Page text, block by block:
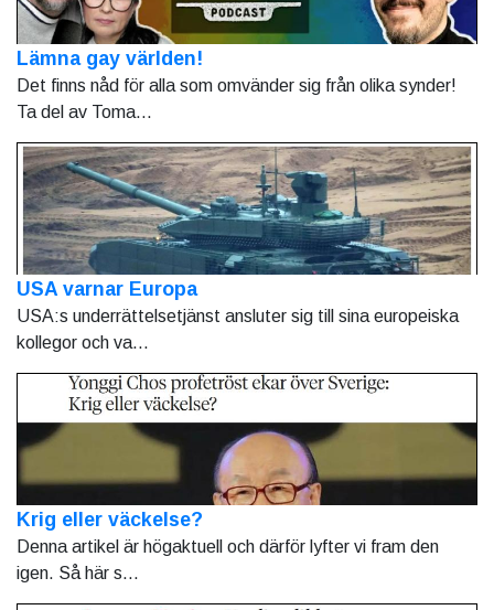
Lämna gay världen!
Det finns nåd för alla som omvänder sig från olika synder!
Ta del av Toma...
USA varnar Europa
USA:s underrättelsetjänst ansluter sig till sina europeiska
kollegor och va...
Krig eller väckelse?
Denna artikel är högaktuell och därför lyfter vi fram den
igen. Så här s...